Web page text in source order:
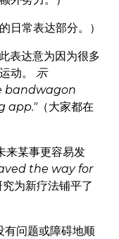
的日常表达部分。）
表达意为因为很多
动。示
bandwagon
app."（大家都在
来某事更容易发
the way for
为新疗法铺平了
问题或障碍地顺